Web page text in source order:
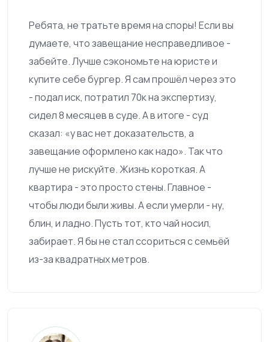
Ребята, не тратьте время на споры! Если вы
думаете, что завещание несправедливое -
забейте. Лучше сэкономьте на юристе и
купите себе бургер. Я сам прошёл через это
- подал иск, потратил 70к на экспертизу,
сидел 8 месяцев в суде. А в итоге - суд
сказал: «у вас нет доказательств, а
завещание оформлено как надо». Так что
лучше не рискуйте. Жизнь короткая. А
квартира - это просто стены. Главное -
чтобы люди были живы. А если умерли - ну,
блин, и ладно. Пусть тот, кто чай носил,
забирает. Я бы не стал ссориться с семьёй
из-за квадратных метров.